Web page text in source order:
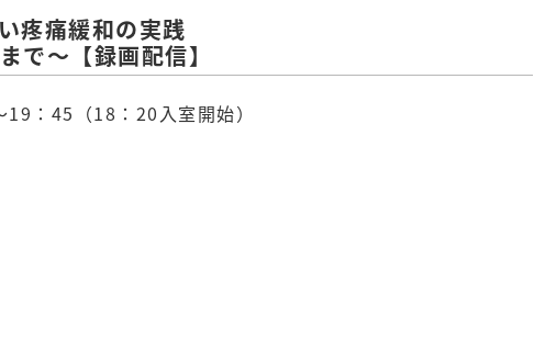
疼痛緩和の実践
で～【録画配信】
：45（18：20入室開始）